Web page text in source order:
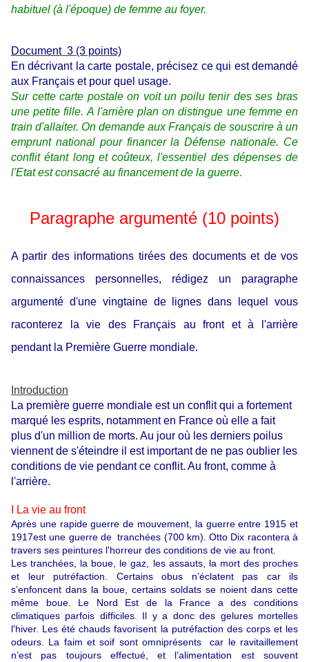
habituel (à l'époque) de femme au foyer.
Document 3 (3 points)
En décrivant la carte postale, précisez ce qui est demandé
aux Français et pour quel usage.
Sur cette carte postale on voit un poilu tenir des ses bras
une petite fille. A l'arrière plan on distingue une femme en
train d'allaiter. On demande aux Français de souscrire à un
emprunt national pour financer la Défense nationale. Ce
conflit étant long et coûteux, l'essentiel des dépenses de
l'Etat est consacré au financement de la guerre.
Paragraphe argumenté (10 points)
A partir des informations tirées des documents et de vos
connaissances personnelles, rédigez un paragraphe
argumenté d'une vingtaine de lignes dans lequel vous
raconterez la vie des Français au front et à l'arrière
pendant la Première Guerre mondiale.
Introduction
La première guerre mondiale est un conflit qui a fortement
marqué les esprits, notamment en France où elle a fait
plus d'un million de morts. Au jour où les derniers poilus
viennent de s'éteindre il est important de ne pas oublier les
conditions de vie pendant ce conflit. Au front, comme à
l'arrière.
I La vie au front
Après une rapide guerre de mouvement, la guerre entre 1915 et
1917est une guerre de tranchées (700 km). Otto Dix racontera à
travers ses peintures l'horreur des conditions de vie au front.
Les tranchées, la boue, le gaz, les assauts, la mort des proches
et leur putréfaction. Certains obus n’éclatent pas car ils
s’enfoncent dans la boue, certains soldats se noient dans cette
même boue. Le Nord Est de la France a des conditions
climatiques parfois difficiles. Il y a donc des gelures mortelles
l'hiver. Les été chauds favorisent la putréfaction des corps et les
odeurs. La faim et soif sont omniprésents car le ravitaillement
n’est pas toujours effectué, et l’alimentation est souvent